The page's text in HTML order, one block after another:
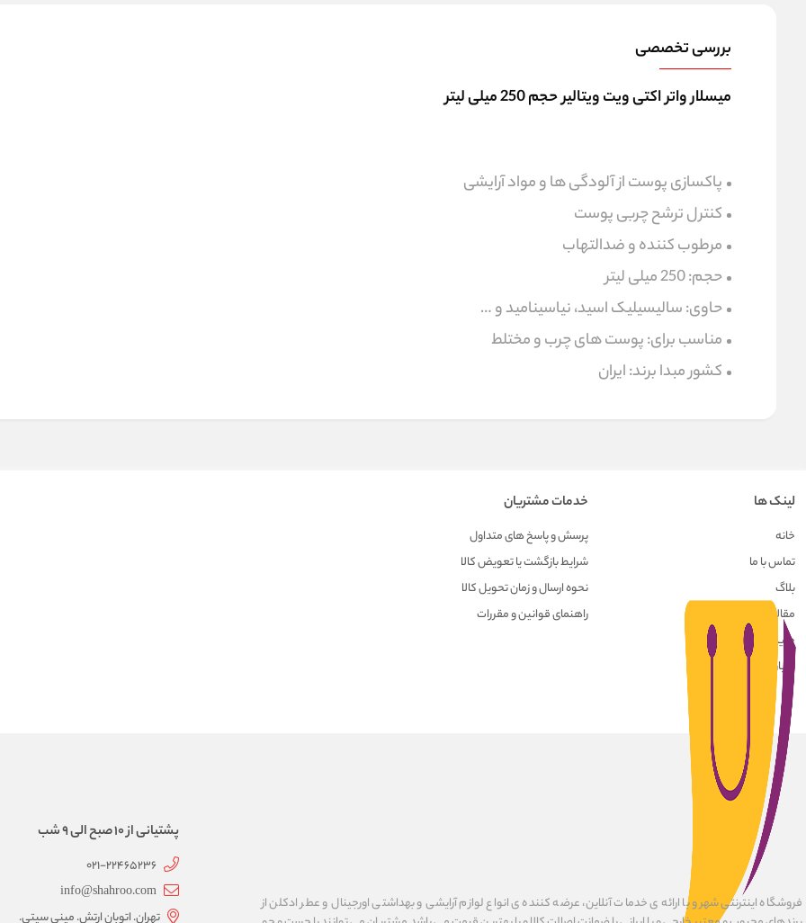
بررسی تخصصی
میسلار واتر اکتی ویت ویتالیر حجم 250 میلی لیتر
پاکسازی پوست از آلودگی ها و مواد آرایشی
کنترل ترشح چربی پوست
مرطوب کننده و ضدالتهاب
حجم: 250 میلی لیتر
حاوی: سالیسیلیک اسید، نیاسینامید و …
مناسب برای: پوست های چرب و مختلط
کشور مبدا برند: ایران
لینک ها
خانه
تماس با ما
بلاگ
مقالات
حریم خصوصی کاربران
درباره ما
خدمات مشتریان
پرسش و پاسخ های متداول
شرایط بازگشت یا تعویض کالا
نحوه ارسال و زمان تحویل کالا
راهنمای قوانین و مقررات
فروشگاه اینترنتی شهرو با ارائه ی خدمات آنلاین، عرضه کننده ی انواع لوازم آرایشی و بهداشتی اورجینال و عطر ادکلن از
پشتیانی از 10 صبح الی 9 شب
021-22465236
info@shahroo.com
تهران. اتوبان ارتش. مینی سیتی.